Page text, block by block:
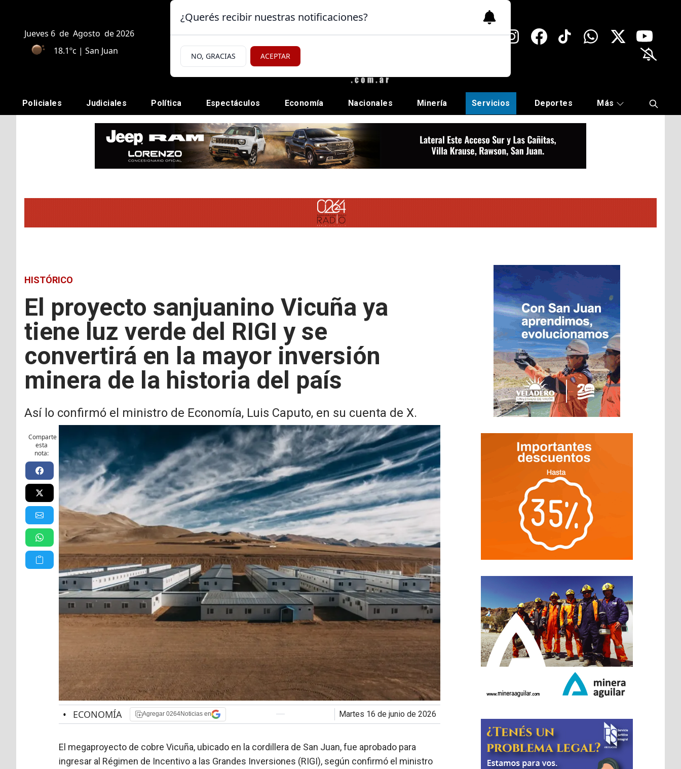
Jueves 6 de Agosto de 2026
18.1ºc | San Juan
Policiales Judiciales Política Espectáculos Economía Nacionales Minería Servicios Deportes Más
HISTÓRICO
El proyecto sanjuanino Vicuña ya
tiene luz verde del RIGI y se
convertirá en la mayor inversión
minera de la historia del país
Así lo confirmó el ministro de Economía, Luis Caputo, en su cuenta de X.
Comparte
esta
nota:
• ECONOMÍA Agregar 0264Noticias en martes 16 de junio de 2026
El megaproyecto de cobre Vicuña, ubicado en la cordillera de San Juan, fue aprobado para
ingresar al Régimen de Incentivo a las Grandes Inversiones (RIGI), según confirmó el ministro
¿Querés recibir nuestras notificaciones?
NO, GRACIAS ACEPTAR